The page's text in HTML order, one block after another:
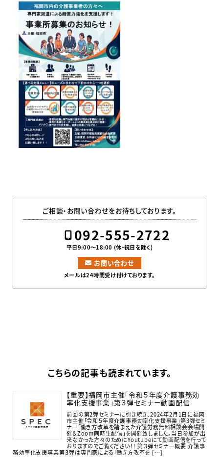
ご相談・お問い合わせをお待ちしております。
092-555-2722
平日9:00〜18:00 (休・祝日を除く)
お問い合わせ
メールは24時間受け付けております。
こちらの記事も読まれています。
【重要】福岡市主催「令和５年度介護事務効
率化支援事業」第３弾セミナー動画配信
前回の第2弾セミナーに引き続き、2024年2月1日に福岡
市主催「令和５年度介護事務効率化支援事業」第3弾セミ
ナー「働き方改革を踏まえた介護労務無料相談会会場開
催＆Zoom同時生配信」を開催致しました。当日参加が出
来なかった方々のためにYoutubeにて動画配信を行って
おりますのでご覧ください！！ 第３弾セミナー概要 介護事
務効率化支援事業第３弾は専門家による「働き方改革を […]